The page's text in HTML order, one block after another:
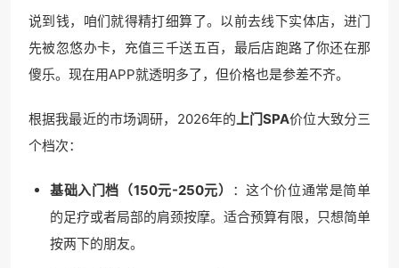
说到钱，咱们就得精打细算了。以前去线下实体店，进门
先被忽悠办卡，充值三千送五百，最后店跑路了你还在那
傻乐。现在用APP就透明多了，但价格也是参差不齐。
根据我最近的市场调研，2026年的上门SPA价位大致分三
个档次：
基础入门档（150元-250元）
：这个价位通常是简单
的足疗或者局部的肩颈按摩。适合预算有限，只想简单
按两下的朋友。